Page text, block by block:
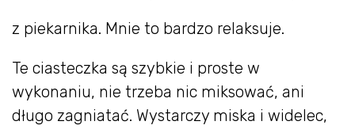
z piekarnika. Mnie to bardzo relaksuje.
Te ciasteczka są szybkie i proste w
wykonaniu, nie trzeba nic miksować, ani
długo zagniatać. Wystarczy miska i widelec,